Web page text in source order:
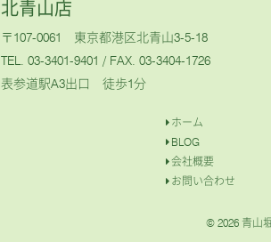
北青山店
〒107-0061 東京都港区北青山3-5-18
TEL. 03-3401-9401 / FAX. 03-3404-1726
表参道駅A3出口 徒歩1分
ホーム
BLOG
会社概要
お問い合わせ
© 2026 青山